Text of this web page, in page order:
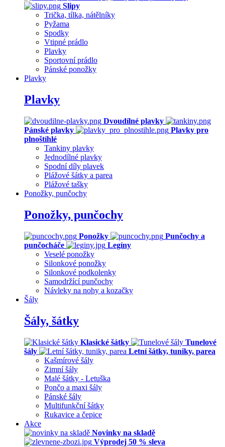
Slipy
Trička, tílka, nátělníky
Pyžama
Spodky
Vtipné prádlo
Plavky
Sportovní prádlo
Pánské ponožky
Plavky
Plavky
Dvoudílné plavky
Pánské plavky
Plavky pro
plnoštíhlé
Tankiny plavky
Jednodílné plavky
Spodní díly plavek
Plážové šátky a parea
Plážové tašky
Ponožky, punčochy
Ponožky, punčochy
Ponožky
Punčochy a
punčocháče
Legíny
Veselé ponožky
Silonkové ponožky
Silonkové podkolenky
Samodržící punčochy
Návleky na nohy a kozačky
Šály
Šály, šátky
Klasické šátky
Tunelové
šály
Letní šátky, tuniky, parea
Kašmírové šály
Zimní šály
Malé šátky - Letuška
Pončo a maxi šály
Pánské šály
Multifunkční šátky
Rukavice a čepice
Akce
Novinky na skladě
Výprodej 50 % sleva